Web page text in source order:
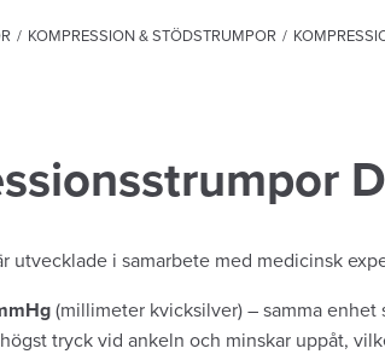
/ KOMPRESSION & STÖDSTRUMPOR /
utvecklade i samarbete med medicinsk
(millimeter kvicksilver) – samma enhet
tryck vid ankeln och minskar uppåt,